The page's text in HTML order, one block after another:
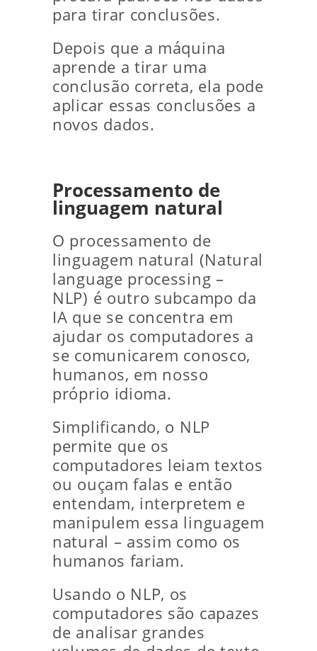
para tirar conclusões.
Depois que a máquina
aprende a tirar uma
conclusão correta, ela pode
aplicar essas conclusões a
novos dados.
Processamento de
linguagem natural
O processamento de
linguagem natural (Natural
language processing –
NLP) é outro subcampo da
IA ​​que se concentra em
ajudar os computadores a
se comunicarem conosco,
humanos, em nosso
próprio idioma.
Simplificando, o NLP
permite que os
computadores leiam textos
ou ouçam falas e então
entendam, interpretem e
manipulem essa linguagem
natural – assim como os
humanos fariam.
Usando o NLP, os
computadores são capazes
de analisar grandes